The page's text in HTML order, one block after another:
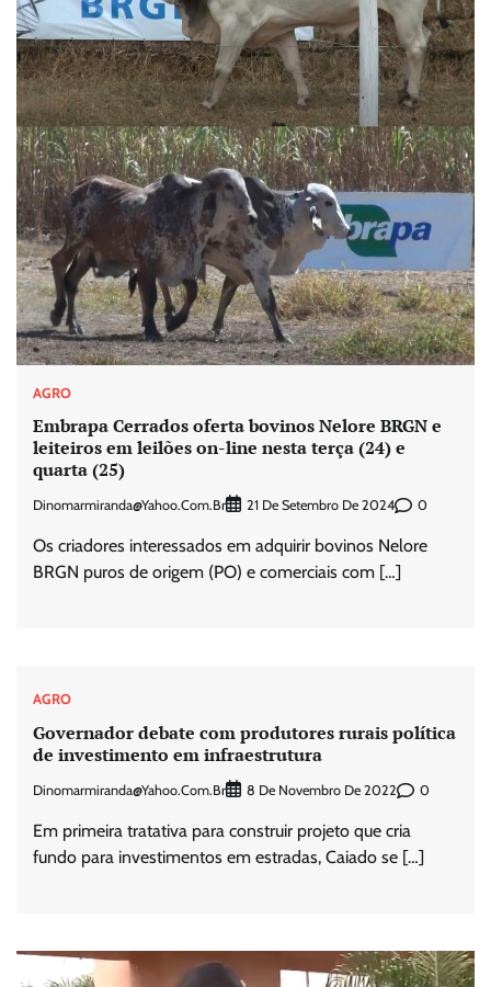
AGRO
Embrapa Cerrados oferta bovinos Nelore BRGN e
leiteiros em leilões on-line nesta terça (24) e
quarta (25)
Dinomarmiranda@yahoo.com.br 21 De Setembro De 2024 0
Os criadores interessados em adquirir bovinos Nelore
BRGN puros de origem (PO) e comerciais com […]
AGRO
Governador debate com produtores rurais política
de investimento em infraestrutura
Dinomarmiranda@yahoo.com.br 8 De Novembro De 2022 0
Em primeira tratativa para construir projeto que cria
fundo para investimentos em estradas, Caiado se […]